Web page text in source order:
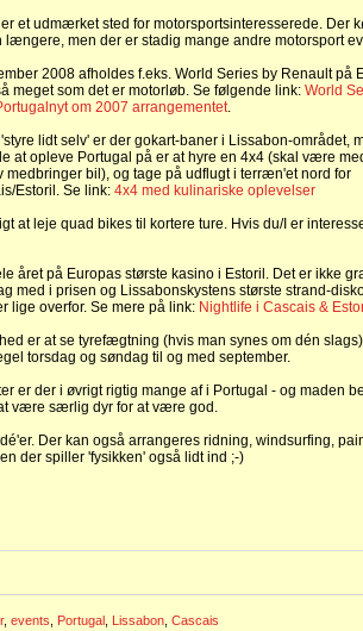
et udmærket sted for motorsportsinteresserede. Der
længere, men der er stadig mange andre motorsport
2008 afholdes f.eks. World Series by Renault på
meget som det er motorløb. Se følgende link: World
om 2007 arrangementet.
lidt selv' er der gokart-baner i Lissabon-området,
at opleve Portugal på er at hyre en 4x4 (skal være
medbringer bil), og tage på udflugt i terræn'et nord for
Estoril. Se link: 4x4 med kulinariske oplevelser
at leje quad bikes til kortere ture. Hvis du/I er
året på Europas største kasino i Estoril. Det er ikke
med i prisen og Lissabonskystens største strand-
lige overfor. Se mere på link: Nightlife i Cascais &
er at se tyrefægtning (hvis man synes om dén
torsdag og søndag til og med september.
er der i øvrigt rigtig mange af i Portugal - og maden
være særlig dyr for at være god.
Der kan også arrangeres ridning, windsurfing,
der spiller 'fysikken' også lidt ind ;-)
, events, Portugal , Lissabon, Cascais